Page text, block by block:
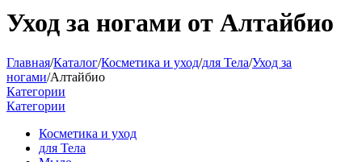
Уход за ногами от Алтайбио
Главная/Каталог/Косметика и уход/для Тела/Уход за
ногами/Алтайбио
Категории
Категории
Косметика и уход
для Тела